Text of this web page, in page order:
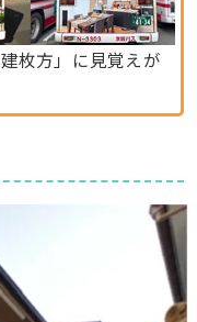
枚方」に見覚えが